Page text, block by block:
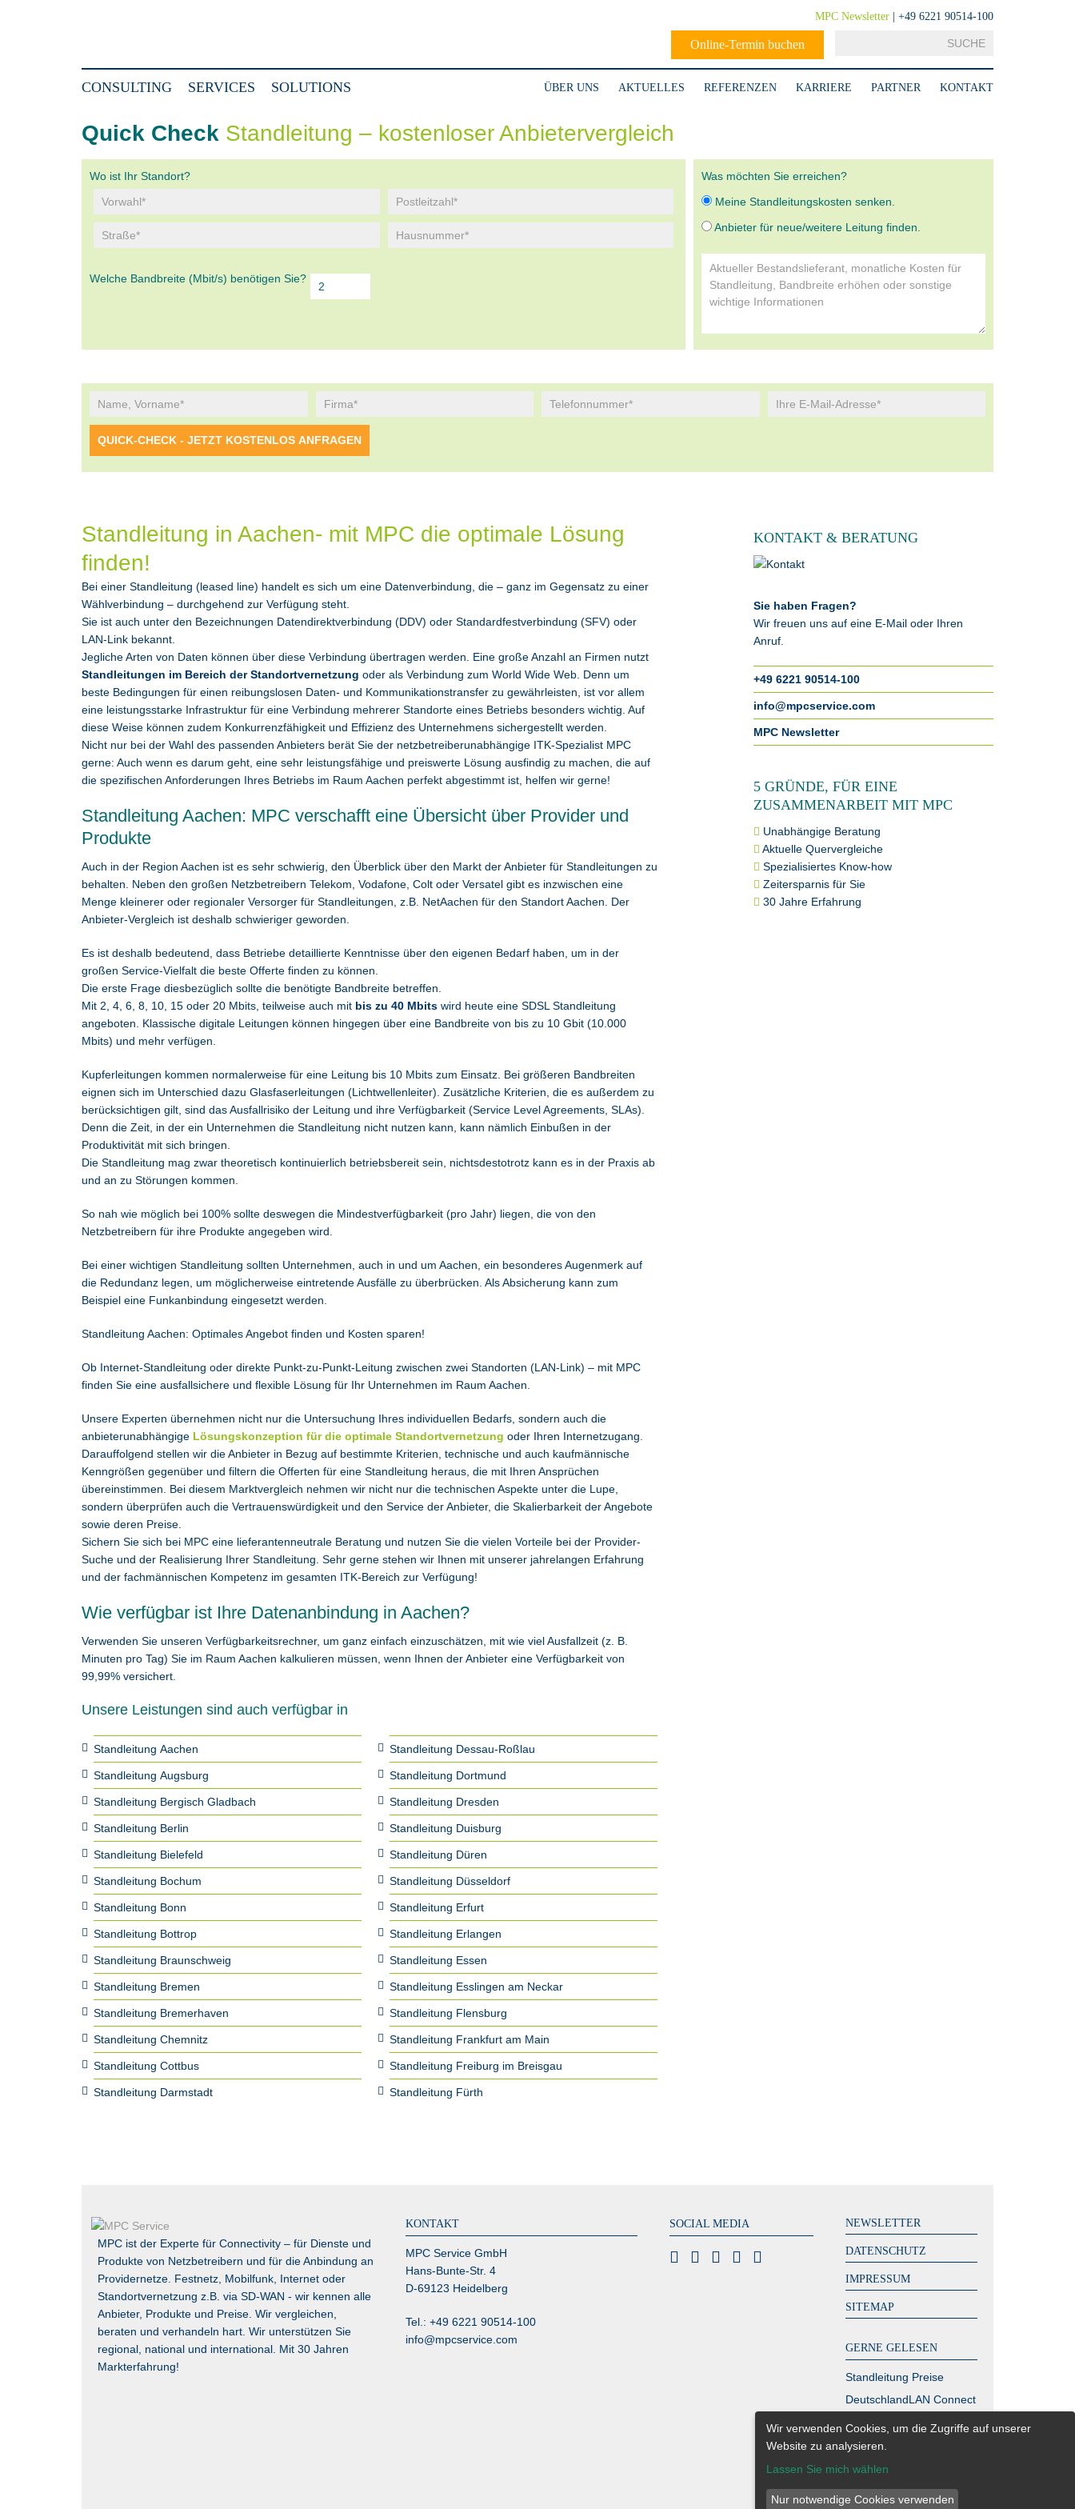
MPC Newsletter | +49 6221 90514-100
Online-Termin buchen
CONSULTING SERVICES SOLUTIONS ÜBER UNS AKTUELLES REFERENZEN KARRIERE PARTNER KONTAKT
Quick Check Standleitung – kostenloser Anbietervergleich
Wo ist Ihr Standort?
Welche Bandbreite (Mbit/s) benötigen Sie?
Was möchten Sie erreichen?
Meine Standleitungskosten senken.
Anbieter für neue/weitere Leitung finden.
Standleitung in Aachen- mit MPC die optimale Lösung
finden!
Bei einer Standleitung (leased line) handelt es sich um eine Datenverbindung, die – ganz im Gegensatz zu einer
Wählverbindung – durchgehend zur Verfügung steht.
Sie ist auch unter den Bezeichnungen Datendirektverbindung (DDV) oder Standardfestverbindung (SFV) oder
LAN-Link bekannt.
Jegliche Arten von Daten können über diese Verbindung übertragen werden. Eine große Anzahl an Firmen nutzt
Standleitungen im Bereich der Standortvernetzung oder als Verbindung zum World Wide Web. Denn um
beste Bedingungen für einen reibungslosen Daten- und Kommunikationstransfer zu gewährleisten, ist vor allem
eine leistungsstarke Infrastruktur für eine Verbindung mehrerer Standorte eines Betriebs besonders wichtig. Auf
diese Weise können zudem Konkurrenzfähigkeit und Effizienz des Unternehmens sichergestellt werden.
Nicht nur bei der Wahl des passenden Anbieters berät Sie der netzbetreiberunabhängige ITK-Spezialist MPC
gerne: Auch wenn es darum geht, eine sehr leistungsfähige und preiswerte Lösung ausfindig zu machen, die auf
die spezifischen Anforderungen Ihres Betriebs im Raum Aachen perfekt abgestimmt ist, helfen wir gerne!
Standleitung Aachen: MPC verschafft eine Übersicht über Provider und
Produkte
Auch in der Region Aachen ist es sehr schwierig, den Überblick über den Markt der Anbieter für Standleitungen zu
behalten. Neben den großen Netzbetreibern Telekom, Vodafone, Colt oder Versatel gibt es inzwischen eine
Menge kleinerer oder regionaler Versorger für Standleitungen, z.B. NetAachen für den Standort Aachen. Der
Anbieter-Vergleich ist deshalb schwieriger geworden.
Es ist deshalb bedeutend, dass Betriebe detaillierte Kenntnisse über den eigenen Bedarf haben, um in der
großen Service-Vielfalt die beste Offerte finden zu können.
Die erste Frage diesbezüglich sollte die benötigte Bandbreite betreffen.
Mit 2, 4, 6, 8, 10, 15 oder 20 Mbits, teilweise auch mit bis zu 40 Mbits wird heute eine SDSL Standleitung
angeboten. Klassische digitale Leitungen können hingegen über eine Bandbreite von bis zu 10 Gbit (10.000
Mbits) und mehr verfügen.
Kupferleitungen kommen normalerweise für eine Leitung bis 10 Mbits zum Einsatz. Bei größeren Bandbreiten
eignen sich im Unterschied dazu Glasfaserleitungen (Lichtwellenleiter). Zusätzliche Kriterien, die es außerdem zu
berücksichtigen gilt, sind das Ausfallrisiko der Leitung und ihre Verfügbarkeit (Service Level Agreements, SLAs).
Denn die Zeit, in der ein Unternehmen die Standleitung nicht nutzen kann, kann nämlich Einbußen in der
Produktivität mit sich bringen.
Die Standleitung mag zwar theoretisch kontinuierlich betriebsbereit sein, nichtsdestotrotz kann es in der Praxis ab
und an zu Störungen kommen.
So nah wie möglich bei 100% sollte deswegen die Mindestverfügbarkeit (pro Jahr) liegen, die von den
Netzbetreibern für ihre Produkte angegeben wird.
Bei einer wichtigen Standleitung sollten Unternehmen, auch in und um Aachen, ein besonderes Augenmerk auf
die Redundanz legen, um möglicherweise eintretende Ausfälle zu überbrücken. Als Absicherung kann zum
Beispiel eine Funkanbindung eingesetzt werden.
Standleitung Aachen: Optimales Angebot finden und Kosten sparen!
Ob Internet-Standleitung oder direkte Punkt-zu-Punkt-Leitung zwischen zwei Standorten (LAN-Link) – mit MPC
finden Sie eine ausfallsichere und flexible Lösung für Ihr Unternehmen im Raum Aachen.
Unsere Experten übernehmen nicht nur die Untersuchung Ihres individuellen Bedarfs, sondern auch die
anbieterunabhängige Lösungskonzeption für die optimale Standortvernetzung oder Ihren Internetzugang.
Darauffolgend stellen wir die Anbieter in Bezug auf bestimmte Kriterien, technische und auch kaufmännische
Kenngrößen gegenüber und filtern die Offerten für eine Standleitung heraus, die mit Ihren Ansprüchen
übereinstimmen. Bei diesem Marktvergleich nehmen wir nicht nur die technischen Aspekte unter die Lupe,
sondern überprüfen auch die Vertrauenswürdigkeit und den Service der Anbieter, die Skalierbarkeit der Angebote
sowie deren Preise.
Sichern Sie sich bei MPC eine lieferantenneutrale Beratung und nutzen Sie die vielen Vorteile bei der Provider-
Suche und der Realisierung Ihrer Standleitung. Sehr gerne stehen wir Ihnen mit unserer jahrelangen Erfahrung
und der fachmännischen Kompetenz im gesamten ITK-Bereich zur Verfügung!
Wie verfügbar ist Ihre Datenanbindung in Aachen?
Verwenden Sie unseren Verfügbarkeitsrechner, um ganz einfach einzuschätzen, mit wie viel Ausfallzeit (z. B.
Minuten pro Tag) Sie im Raum Aachen kalkulieren müssen, wenn Ihnen der Anbieter eine Verfügbarkeit von
99,99% versichert.
Unsere Leistungen sind auch verfügbar in
Standleitung Aachen
Standleitung Augsburg
Standleitung Bergisch Gladbach
Standleitung Berlin
Standleitung Bielefeld
Standleitung Bochum
Standleitung Bonn
Standleitung Bottrop
Standleitung Braunschweig
Standleitung Bremen
Standleitung Bremerhaven
Standleitung Chemnitz
Standleitung Cottbus
Standleitung Darmstadt
Standleitung Dessau-Roßlau
Standleitung Dortmund
Standleitung Dresden
Standleitung Duisburg
Standleitung Düren
Standleitung Düsseldorf
Standleitung Erfurt
Standleitung Erlangen
Standleitung Essen
Standleitung Esslingen am Neckar
Standleitung Flensburg
Standleitung Frankfurt am Main
Standleitung Freiburg im Breisgau
Standleitung Fürth
KONTAKT & BERATUNG
Sie haben Fragen?
Wir freuen uns auf eine E-Mail oder Ihren
Anruf.
+49 6221 90514-100
info@mpcservice.com
MPC Newsletter
5 GRÜNDE, FÜR EINE
ZUSAMMENARBEIT MIT MPC
Unabhängige Beratung
Aktuelle Quervergleiche
Spezialisiertes Know-how
Zeitersparnis für Sie
30 Jahre Erfahrung
MPC ist der Experte für Connectivity – für Dienste und
Produkte von Netzbetreibern und für die Anbindung an
Providernetze. Festnetz, Mobilfunk, Internet oder
Standortvernetzung z.B. via SD-WAN - wir kennen alle
Anbieter, Produkte und Preise. Wir vergleichen,
beraten und verhandeln hart. Wir unterstützen Sie
regional, national und international. Mit 30 Jahren
Markterfahrung!
KONTAKT
MPC Service GmbH
Hans-Bunte-Str. 4
D-69123 Heidelberg
Tel.: +49 6221 90514-100
info@mpcservice.com
SOCIAL MEDIA NEWSLETTER
DATENSCHUTZ
IMPRESSUM
SITEMAP
GERNE GELESEN
Standleitung Preise
DeutschlandLAN Connect
MPLS Kosten – zahlen
Richtfunk Internet
Wir verwenden Cookies, um die Zugriffe auf unserer
Website zu analysieren.
Lassen Sie mich wählen
Nur notwendige Cookies verwenden